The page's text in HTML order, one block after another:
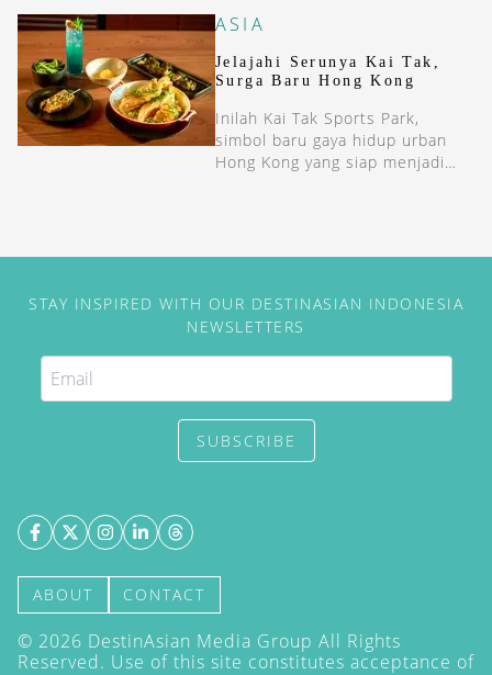
ASIA
Jelajahi Serunya Kai Tak,
Surga Baru Hong Kong
Inilah Kai Tak Sports Park,
simbol baru gaya hidup urban
Hong Kong yang siap menjadi
STAY INSPIRED WITH OUR DESTINASIAN INDONESIA
NEWSLETTERS
SUBSCRIBE
ABOUT CONTACT
© 2026 DestinAsian Media Group All Rights
Reserved. Use of this site constitutes acceptance of